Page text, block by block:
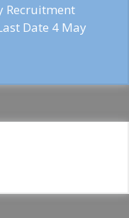
Recruitment
Date 4 May